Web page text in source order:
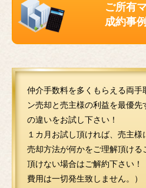
ご所有
成約事
仲介手数料を多くもらえる両手
ン売却と売主様の利益を最優
の違いをお試し下さい！
１カ月お試し頂ければ、売主
売却方法が何かをご理解頂ける
頂けない場合はご解約下さい！
費用は一切発生致しません。）